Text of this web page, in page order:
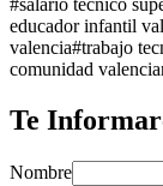
#salario tecnico
educador infantil
valencia#trabajo
comunidad
Te
Nombre